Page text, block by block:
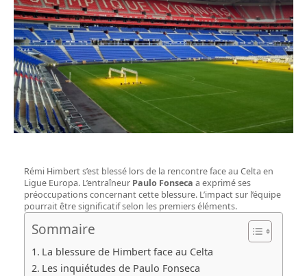
Rémi Himbert s’est blessé lors de la rencontre face au Celta en
Ligue Europa. L’entraîneur Paulo Fonseca a exprimé ses
préoccupations concernant cette blessure. L’impact sur l’équipe
pourrait être significatif selon les premiers éléments.
Sommaire
La blessure de Himbert face au Celta
Les inquiétudes de Paulo Fonseca